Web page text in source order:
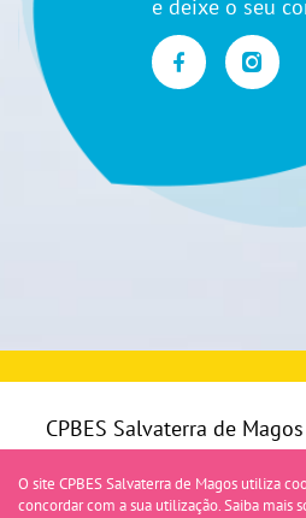
e deixe o seu
CPBES Salvaterra de
O site CPBES Salvaterra de Magos utiliza
concordar com a sua utilização.Saiba mais